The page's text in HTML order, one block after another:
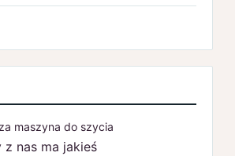
maszyna do szycia
z nas ma jakieś